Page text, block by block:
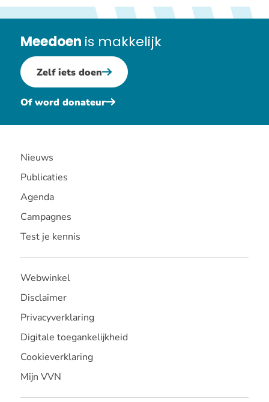
Meedoen is makkelijk
Zelf iets doen
Of word donateur
Nieuws
Publicaties
Agenda
Campagnes
Test je kennis
Webwinkel
Disclaimer
Privacyverklaring
Digitale toegankelijkheid
Cookieverklaring
Mijn VVN